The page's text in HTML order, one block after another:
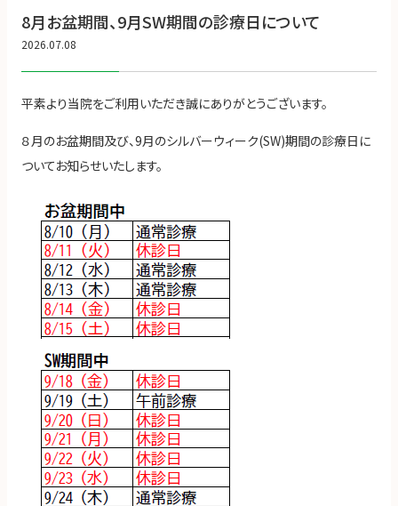
8月お盆期間、9月SW期間の診療日について
2026.07.08
平素より当院をご利用いただき誠にありがとうございます。
８月のお盆期間及び、9月のシルバーウィーク(SW)期間の診療日に
ついてお知らせいたします。